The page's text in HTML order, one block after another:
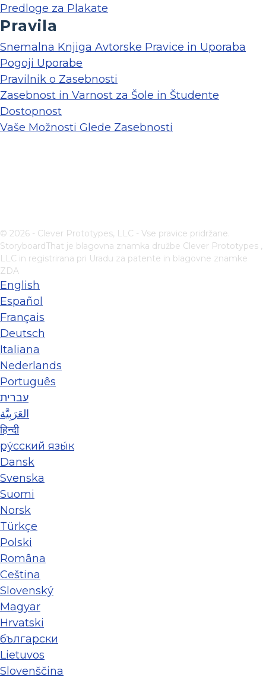
Predloge za Plakate
Pravila
Snemalna Knjiga Avtorske Pravice in Uporaba
Pogoji Uporabe
Pravilnik o Zasebnosti
Zasebnost in Varnost za Šole in Študente
Dostopnost
Vaše Možnosti Glede Zasebnosti
© 2026 - Clever Prototypes, LLC - Vse pravice pridržane.
StoryboardThat je blagovna znamka družbe Clever Prototypes ,
LLC in registrirana pri Uradu za patente in blagovne znamke
ZDA
English
Español
Français
Deutsch
Italiana
Nederlands
Português
עברית
العَرَبِيَّة
हिन्दी
ру́сский язы́к
Dansk
Svenska
Suomi
Norsk
Türkçe
Polski
Româna
Ceština
Slovenský
Magyar
Hrvatski
български
Lietuvos
Slovenščina